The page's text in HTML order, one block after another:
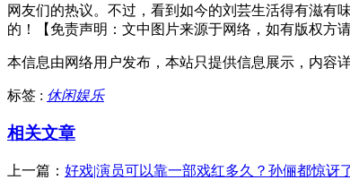
网友们的热议。不过，看到如今的刘芸生活得有滋有
的！【免责声明：文中图片来源于网络，如有版权方
本信息由网络用户发布， 本站只提供信息展示，内容
标签 : 休闲娱乐
相关文章
上一篇： 好戏|演员可以靠一部戏红多久？孙俪都惊讶